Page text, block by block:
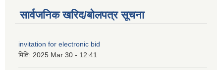
सार्वजनिक खरिद/बोलपत्र सूचना
invitation for electronic bid
मिति: 2025 Mar 30 - 12:41